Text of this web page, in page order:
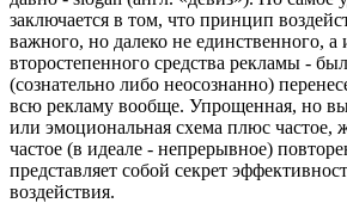
заключается в том, что принцип
важного, но далеко не единственного, а
второстепенного средства рекламы -
(сознательно либо неосознанно)
всю рекламу вообще. Упрощенная, но
или эмоциональная схема плюс частое,
частое (в идеале - непрерывное)
представляет собой секрет
воздействия.